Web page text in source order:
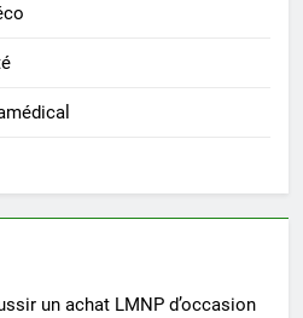
un achat LMNP d’occasion